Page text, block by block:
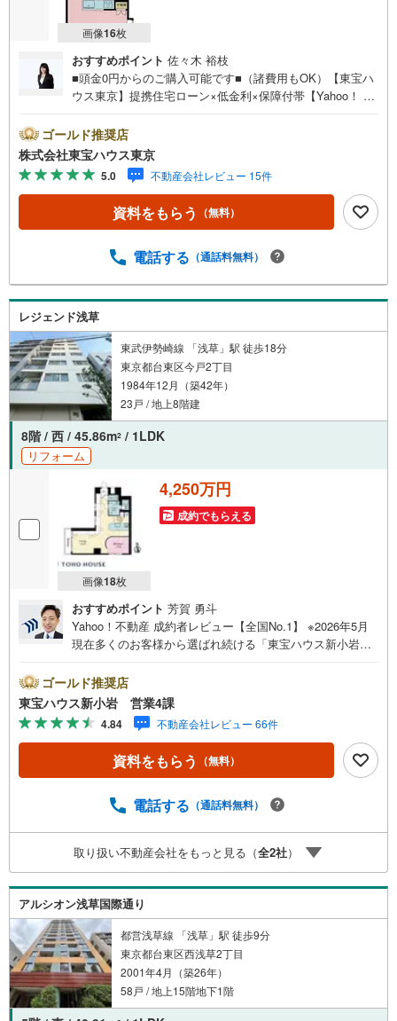
画像16枚
おすすめポイント 佐々木 裕枝
■頭金0円からのご購入可能です■（諸費用もOK）【東宝ハ
ウス東京】提携住宅ローン×低金利×保障付帯【Yahoo！ 不
ayボーナスライトがもらえる「Yahoo！ 不動産 物件ご成約
キャンペーン」の対象になります。「資料をもらう」「見
学予約をする」ボタンからお問い合わせください。※必ずY
ahoo！ JAPAN IDでログインしてください。※PayPayボー
ナスライトは出金と譲渡はできません。ご案内・詳細な資
料のご請求はお気軽にどうぞ♪お電話でのお問い合わせも
ゴールド推奨店
株式会社東宝ハウス東京
5.0 不動産会社レビュー 15件
資料をもらう （無料）
電話する （通話料無料）
レジェンド浅草
東武伊勢崎線 「浅草」駅 徒歩18分
東京都台東区今戸2丁目
1984年12月（築42年）
23戸 / 地上8階建
8階 / 西 / 45.86m2 / 1LDK
リフォーム
画像18枚
4,250万円
成約でもらえる
おすすめポイント 芳賀 勇斗
Yahoo！不動産 成約者レビュー【全国No.1】 ※2026年5月
現在多くのお客様から選ばれ続ける「東宝ハウス新小岩」
見学OK■営業時間内（9:00～20:00）はお電話でのご連絡が
スムーズです。ご自宅への送迎・最寄駅でのお待ち合わせ
等、お気軽にご相談ください。 選ばれる3つの「圧倒的メ
リット」 （1）【業界最低水準の提携住宅ローン】「他社
で断られた」「借入がある」方も独自審査で多数承認！優
遇金利と各種手数料0円でお得に。（2）【未来カレンダー
ュレーション。「月々いくらなら安心か」をプロが明確に
す。 Yahoo！不動産キャンペーン対象店舗 当店でのご成約
でPayPayボーナスがもらえるキャンペーン対象です！※必
ずYahoo！ JAPAN IDでログインの上お問い合わせくださ
い。
ゴールド推奨店
東宝ハウス新小岩 営業4課
4.84 不動産会社レビュー 66件
資料をもらう （無料）
電話する （通話料無料）
取り扱い不動産会社をもっと見る（全2社）
アルシオン浅草国際通り
都営浅草線 「浅草」駅 徒歩9分
東京都台東区西浅草2丁目
2001年4月（築26年）
58戸 / 地上15階地下1階